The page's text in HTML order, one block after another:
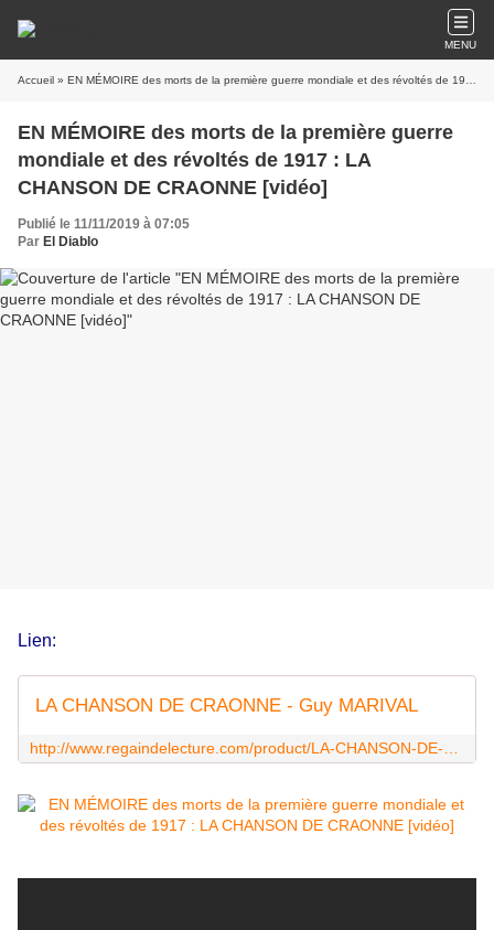
MENU
Accueil » EN MÉMOIRE des morts de la première guerre mondiale et des révoltés de 1917 : LA CHANSON DE CRAONNE [vidéo]
EN MÉMOIRE des morts de la première guerre
mondiale et des révoltés de 1917 : LA
CHANSON DE CRAONNE [vidéo]
Publié le 11/11/2019 à 07:05
Par El Diablo
Lien:
LA CHANSON DE CRAONNE - Guy MARIVAL